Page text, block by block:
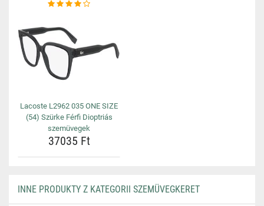
Lacoste L2962 035 ONE SIZE
(54) Szürke Férfi Dioptriás
szemüvegek
37035 Ft
INNE PRODUKTY Z KATEGORII SZEMÜVEGKERET